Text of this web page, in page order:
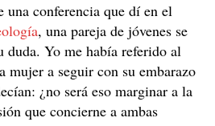
una conferencia que dí en el
, una pareja de jóvenes se
duda. Yo me había referido al
mujer a seguir con su embarazo
¿no será eso marginar a la
que concierne a ambas